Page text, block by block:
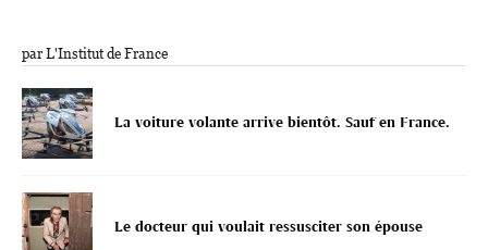
par L'Institut de France
La voiture volante arrive bientôt. Sauf en France.
Le docteur qui voulait ressusciter son épouse